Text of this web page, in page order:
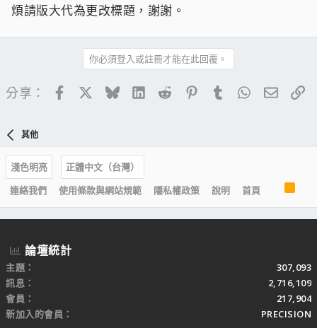
煩請版大代為更改標題，謝謝。
你必須登入或註冊才能在此回覆。
分享： FacebookBlueskyLinkedIn
Reddit PinterestTumblrWhatsApp
電子
其他
淺色明亮
正體中文（台灣）
連絡我們
使用條款與網站規範 隱私權政策 說明 首頁
S
論壇統計
主題
307,093
訊息
2,716,109
會員
217,904
新加入的會員
PRECISION